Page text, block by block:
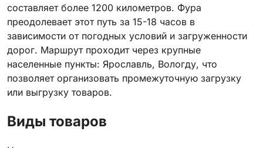
составляет более 1200 километров. Фура
преодолевает этот путь за 15-18 часов в
зависимости от погодных условий и загруженности
дорог. Маршрут проходит через крупные
населенные пункты: Ярославль, Вологду, что
позволяет организовать промежуточную загрузку
или выгрузку товаров.
Виды товаров